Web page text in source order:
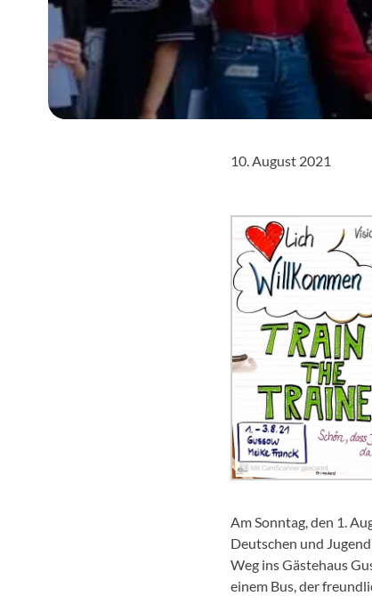
10. August 2021
Am Sonntag, den 1.
Deutschen und
Weg ins Gästehaus
einem Bus, der